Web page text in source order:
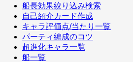
船長効果絞り込み検索
自己紹介カード作成
キャラ評価点/当たり一覧
パーティ編成のコツ
超進化キャラ一覧
船一覧